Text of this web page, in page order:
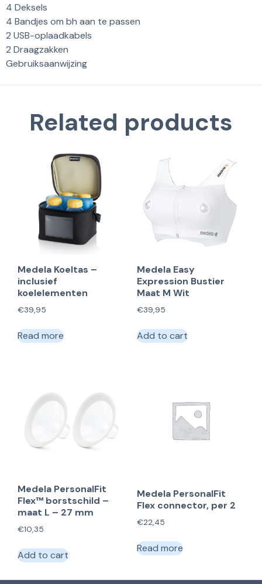
4 Deksels
4 Bandjes om bh aan te passen
2 USB-oplaadkabels
2 Draagzakken
Gebruiksaanwijzing
Related products
Medela Koeltas –
inclusief
koelelementen
€39,95
Read more
Medela Easy
Expression Bustier
Maat M Wit
€39,95
Add to cart
Medela PersonalFit
Flex™ borstschild –
maat L – 27 mm
€10,35
Add to cart
Medela PersonalFit
Flex connector, per 2
€22,45
Read more